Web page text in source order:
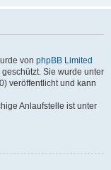
von phpBB Limited
Sie wurde unter
veröffentlicht und kann
Anlaufstelle ist unter